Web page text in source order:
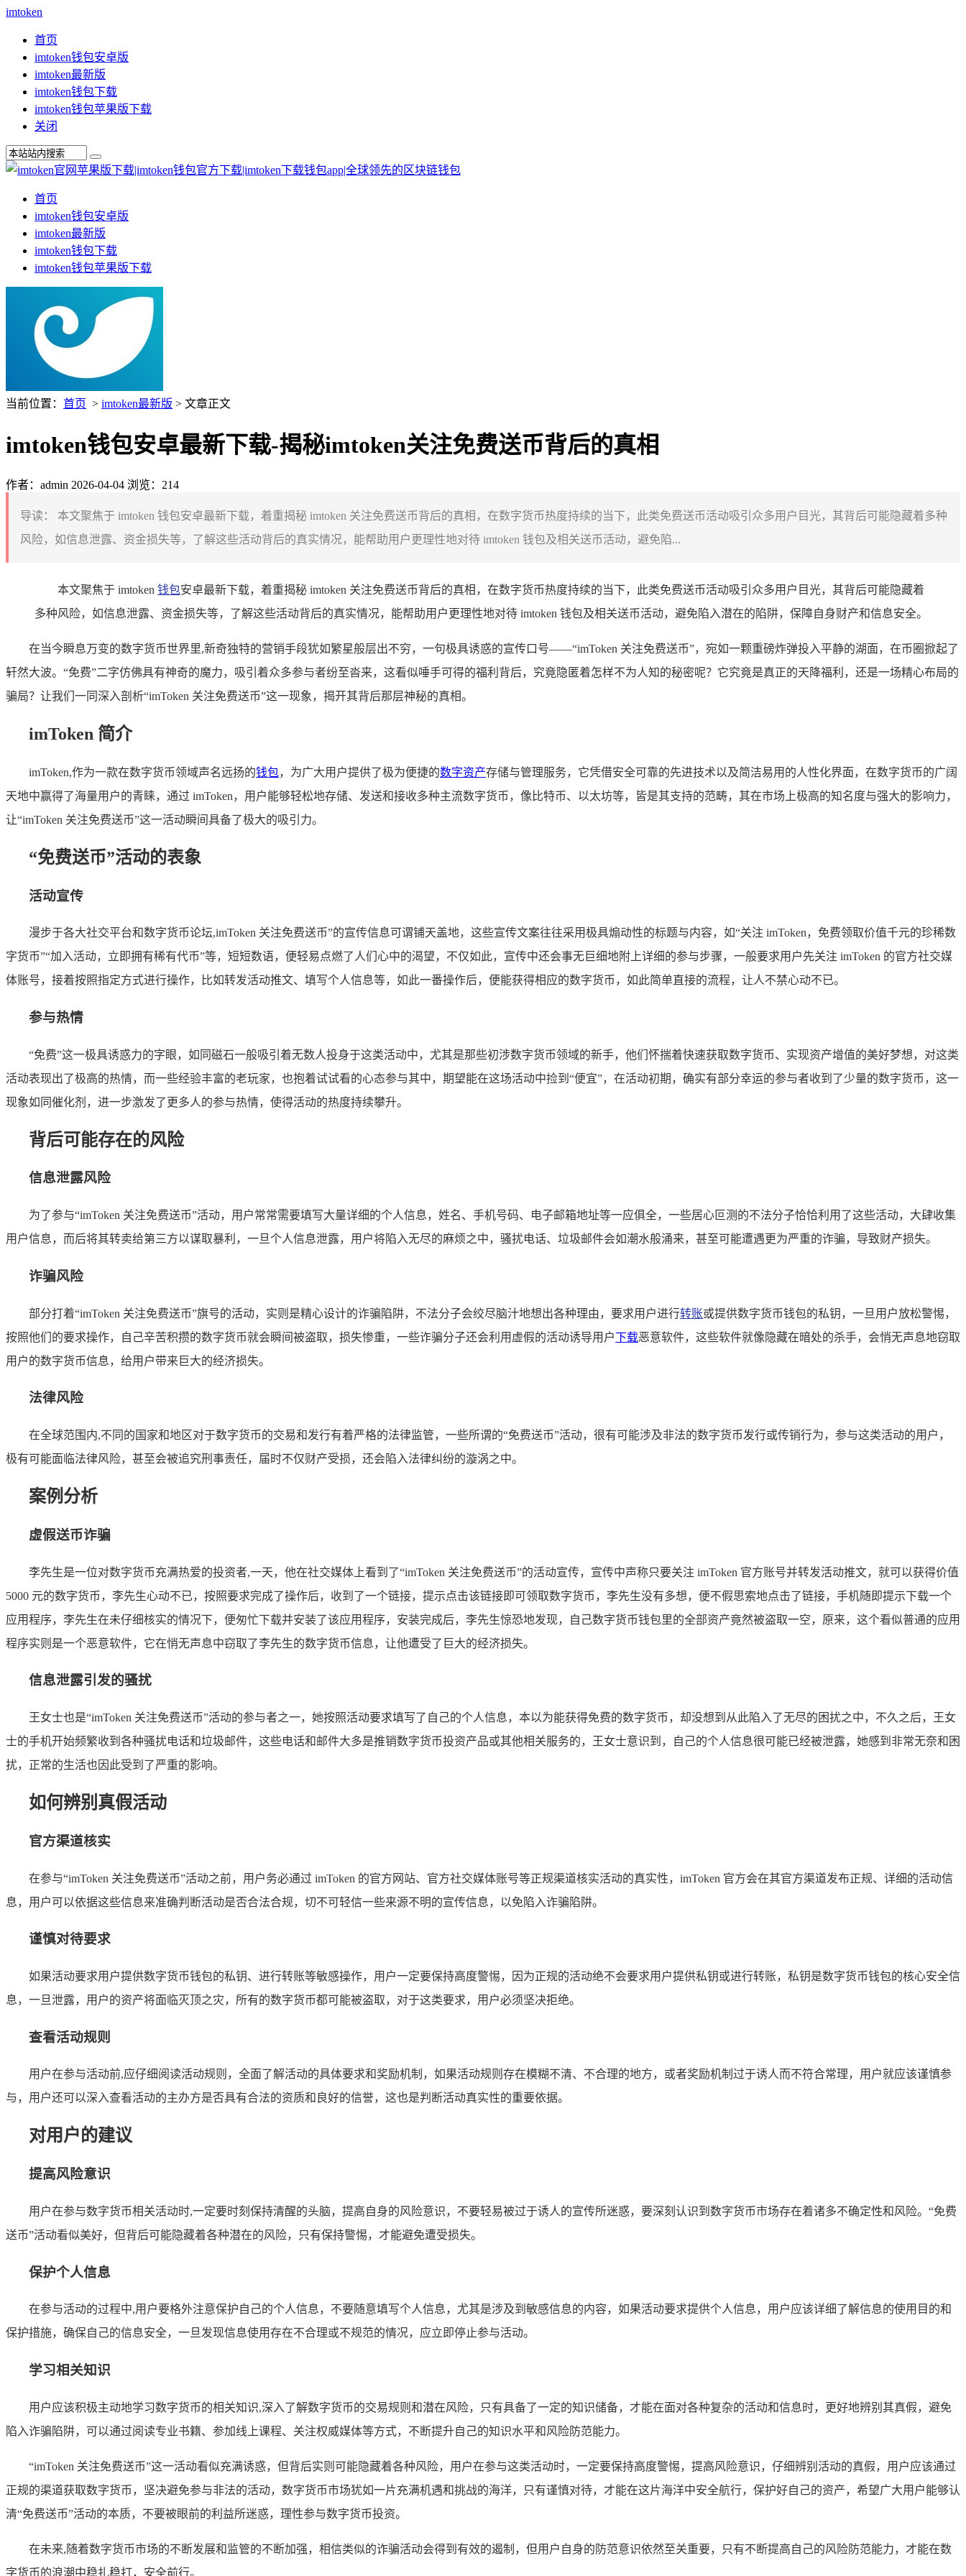
imtoken
首页
imtoken钱包安卓版
imtoken最新版
imtoken钱包下载
imtoken钱包苹果版下载
关闭
首页
imtoken钱包安卓版
imtoken最新版
imtoken钱包下载
imtoken钱包苹果版下载
当前位置： 首页 > imtoken最新版 > 文章正文
imtoken钱包安卓最新下载-揭秘imtoken关注免费送币背后的真相
作者：admin 2026-04-04 浏览：214
导读：
本文聚焦于 imtoken 钱包安卓最新下载，着重揭秘 imtoken 关注免费送币背后的真相，在数字货币热度持续的当下，此类免费送币活动吸引众多用户目光，其背后可能隐藏着多种
风险，如信息泄露、资金损失等，了解这些活动背后的真实情况，能帮助用户更理性地对待 imtoken 钱包及相关送币活动，避免陷...
本文聚焦于 imtoken 钱包安卓最新下载，着重揭秘 imtoken 关注免费送币背后的真相，在数字货币热度持续的当下，此类免费送币活动吸引众多用户目光，其背后可能隐藏着
多种风险，如信息泄露、资金损失等，了解这些活动背后的真实情况，能帮助用户更理性地对待 imtoken 钱包及相关送币活动，避免陷入潜在的陷阱，保障自身财产和信息安全。
在当今瞬息万变的数字货币世界里,新奇独特的营销手段犹如繁星般层出不穷，一句极具诱惑的宣传口号——“imToken 关注免费送币”，宛如一颗重磅炸弹投入平静的湖面，在币圈掀起了
轩然大波。“免费”二字仿佛具有神奇的魔力，吸引着众多参与者纷至沓来，这看似唾手可得的福利背后，究竟隐匿着怎样不为人知的秘密呢？它究竟是真正的天降福利，还是一场精心布局的
骗局？让我们一同深入剖析“imToken 关注免费送币”这一现象，揭开其背后那层神秘的真相。
imToken 简介
imToken,作为一款在数字货币领域声名远扬的钱包，为广大用户提供了极为便捷的数字资产存储与管理服务，它凭借安全可靠的先进技术以及简洁易用的人性化界面，在数字货币的广阔
天地中赢得了海量用户的青睐，通过 imToken，用户能够轻松地存储、发送和接收多种主流数字货币，像比特币、以太坊等，皆是其支持的范畴，其在市场上极高的知名度与强大的影响力，
让“imToken 关注免费送币”这一活动瞬间具备了极大的吸引力。
“免费送币”活动的表象
活动宣传
漫步于各大社交平台和数字货币论坛,imToken 关注免费送币”的宣传信息可谓铺天盖地，这些宣传文案往往采用极具煽动性的标题与内容，如“关注 imToken，免费领取价值千元的珍稀数
字货币”“加入活动，立即拥有稀有代币”等，短短数语，便轻易点燃了人们心中的渴望，不仅如此，宣传中还会事无巨细地附上详细的参与步骤，一般要求用户先关注 imToken 的官方社交媒
体账号，接着按照指定方式进行操作，比如转发活动推文、填写个人信息等，如此一番操作后，便能获得相应的数字货币，如此简单直接的流程，让人不禁心动不已。
参与热情
“免费”这一极具诱惑力的字眼，如同磁石一般吸引着无数人投身于这类活动中，尤其是那些初涉数字货币领域的新手，他们怀揣着快速获取数字货币、实现资产增值的美好梦想，对这类
活动表现出了极高的热情，而一些经验丰富的老玩家，也抱着试试看的心态参与其中，期望能在这场活动中捡到“便宜”，在活动初期，确实有部分幸运的参与者收到了少量的数字货币，这一
现象如同催化剂，进一步激发了更多人的参与热情，使得活动的热度持续攀升。
背后可能存在的风险
信息泄露风险
为了参与“imToken 关注免费送币”活动，用户常常需要填写大量详细的个人信息，姓名、手机号码、电子邮箱地址等一应俱全，一些居心叵测的不法分子恰恰利用了这些活动，大肆收集
用户信息，而后将其转卖给第三方以谋取暴利，一旦个人信息泄露，用户将陷入无尽的麻烦之中，骚扰电话、垃圾邮件会如潮水般涌来，甚至可能遭遇更为严重的诈骗，导致财产损失。
诈骗风险
部分打着“imToken 关注免费送币”旗号的活动，实则是精心设计的诈骗陷阱，不法分子会绞尽脑汁地想出各种理由，要求用户进行转账或提供数字货币钱包的私钥，一旦用户放松警惕，
按照他们的要求操作，自己辛苦积攒的数字货币就会瞬间被盗取，损失惨重，一些诈骗分子还会利用虚假的活动诱导用户下载恶意软件，这些软件就像隐藏在暗处的杀手，会悄无声息地窃取
用户的数字货币信息，给用户带来巨大的经济损失。
法律风险
在全球范围内,不同的国家和地区对于数字货币的交易和发行有着严格的法律监管，一些所谓的“免费送币”活动，很有可能涉及非法的数字货币发行或传销行为，参与这类活动的用户，
极有可能面临法律风险，甚至会被追究刑事责任，届时不仅财产受损，还会陷入法律纠纷的漩涡之中。
案例分析
虚假送币诈骗
李先生是一位对数字货币充满热爱的投资者,一天，他在社交媒体上看到了“imToken 关注免费送币”的活动宣传，宣传中声称只要关注 imToken 官方账号并转发活动推文，就可以获得价值
5000 元的数字货币，李先生心动不已，按照要求完成了操作后，收到了一个链接，提示点击该链接即可领取数字货币，李先生没有多想，便不假思索地点击了链接，手机随即提示下载一个
应用程序，李先生在未仔细核实的情况下，便匆忙下载并安装了该应用程序，安装完成后，李先生惊恐地发现，自己数字货币钱包里的全部资产竟然被盗取一空，原来，这个看似普通的应用
程序实则是一个恶意软件，它在悄无声息中窃取了李先生的数字货币信息，让他遭受了巨大的经济损失。
信息泄露引发的骚扰
王女士也是“imToken 关注免费送币”活动的参与者之一，她按照活动要求填写了自己的个人信息，本以为能获得免费的数字货币，却没想到从此陷入了无尽的困扰之中，不久之后，王女
士的手机开始频繁收到各种骚扰电话和垃圾邮件，这些电话和邮件大多是推销数字货币投资产品或其他相关服务的，王女士意识到，自己的个人信息很可能已经被泄露，她感到非常无奈和困
扰，正常的生活也因此受到了严重的影响。
如何辨别真假活动
官方渠道核实
在参与“imToken 关注免费送币”活动之前，用户务必通过 imToken 的官方网站、官方社交媒体账号等正规渠道核实活动的真实性，imToken 官方会在其官方渠道发布正规、详细的活动信
息，用户可以依据这些信息来准确判断活动是否合法合规，切不可轻信一些来源不明的宣传信息，以免陷入诈骗陷阱。
谨慎对待要求
如果活动要求用户提供数字货币钱包的私钥、进行转账等敏感操作，用户一定要保持高度警惕，因为正规的活动绝不会要求用户提供私钥或进行转账，私钥是数字货币钱包的核心安全信
息，一旦泄露，用户的资产将面临灭顶之灾，所有的数字货币都可能被盗取，对于这类要求，用户必须坚决拒绝。
查看活动规则
用户在参与活动前,应仔细阅读活动规则，全面了解活动的具体要求和奖励机制，如果活动规则存在模糊不清、不合理的地方，或者奖励机制过于诱人而不符合常理，用户就应该谨慎参
与，用户还可以深入查看活动的主办方是否具有合法的资质和良好的信誉，这也是判断活动真实性的重要依据。
对用户的建议
提高风险意识
用户在参与数字货币相关活动时,一定要时刻保持清醒的头脑，提高自身的风险意识，不要轻易被过于诱人的宣传所迷惑，要深刻认识到数字货币市场存在着诸多不确定性和风险。“免费
送币”活动看似美好，但背后可能隐藏着各种潜在的风险，只有保持警惕，才能避免遭受损失。
保护个人信息
在参与活动的过程中,用户要格外注意保护自己的个人信息，不要随意填写个人信息，尤其是涉及到敏感信息的内容，如果活动要求提供个人信息，用户应该详细了解信息的使用目的和
保护措施，确保自己的信息安全，一旦发现信息使用存在不合理或不规范的情况，应立即停止参与活动。
学习相关知识
用户应该积极主动地学习数字货币的相关知识,深入了解数字货币的交易规则和潜在风险，只有具备了一定的知识储备，才能在面对各种复杂的活动和信息时，更好地辨别其真假，避免
陷入诈骗陷阱，可以通过阅读专业书籍、参加线上课程、关注权威媒体等方式，不断提升自己的知识水平和风险防范能力。
“imToken 关注免费送币”这一活动看似充满诱惑，但背后实则可能隐藏着各种风险，用户在参与这类活动时，一定要保持高度警惕，提高风险意识，仔细辨别活动的真假，用户应该通过
正规的渠道获取数字货币，坚决避免参与非法的活动，数字货币市场犹如一片充满机遇和挑战的海洋，只有谨慎对待，才能在这片海洋中安全航行，保护好自己的资产，希望广大用户能够认
清“免费送币”活动的本质，不要被眼前的利益所迷惑，理性参与数字货币投资。
在未来,随着数字货币市场的不断发展和监管的不断加强，相信类似的诈骗活动会得到有效的遏制，但用户自身的防范意识依然至关重要，只有不断提高自己的风险防范能力，才能在数
字货币的浪潮中稳扎稳打，安全前行。